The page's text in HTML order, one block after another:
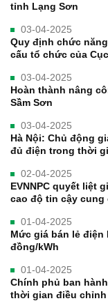
tỉnh Lạng Sơn
03-04-2025
Quy định chức
cấu tổ chức của
03-04-2025
Hoàn thành nâng
Sầm Sơn
03-04-2025
Hà Nội: Chủ động
đủ điện trong thời
02-04-2025
EVNNPC quyết liệt
cao độ tin cậy cung
01-04-2025
Mức giá bán lẻ điện
đồng/kWh
01-04-2025
Chính phủ ban
thời gian điều